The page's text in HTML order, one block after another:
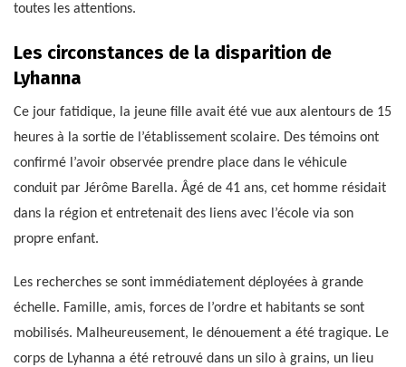
toutes les attentions.
Les circonstances de la disparition de
Lyhanna
Ce jour fatidique, la jeune fille avait été vue aux alentours de 15
heures à la sortie de l’établissement scolaire. Des témoins ont
confirmé l’avoir observée prendre place dans le véhicule
conduit par Jérôme Barella. Âgé de 41 ans, cet homme résidait
dans la région et entretenait des liens avec l’école via son
propre enfant.
Les recherches se sont immédiatement déployées à grande
échelle. Famille, amis, forces de l’ordre et habitants se sont
mobilisés. Malheureusement, le dénouement a été tragique. Le
corps de Lyhanna a été retrouvé dans un silo à grains, un lieu